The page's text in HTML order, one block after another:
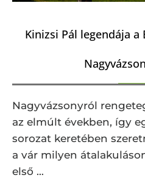
Kinizsi Pál legendája
Nagyvázsonyról
az elmúlt években, így
sorozat keretében
a vár milyen
első …